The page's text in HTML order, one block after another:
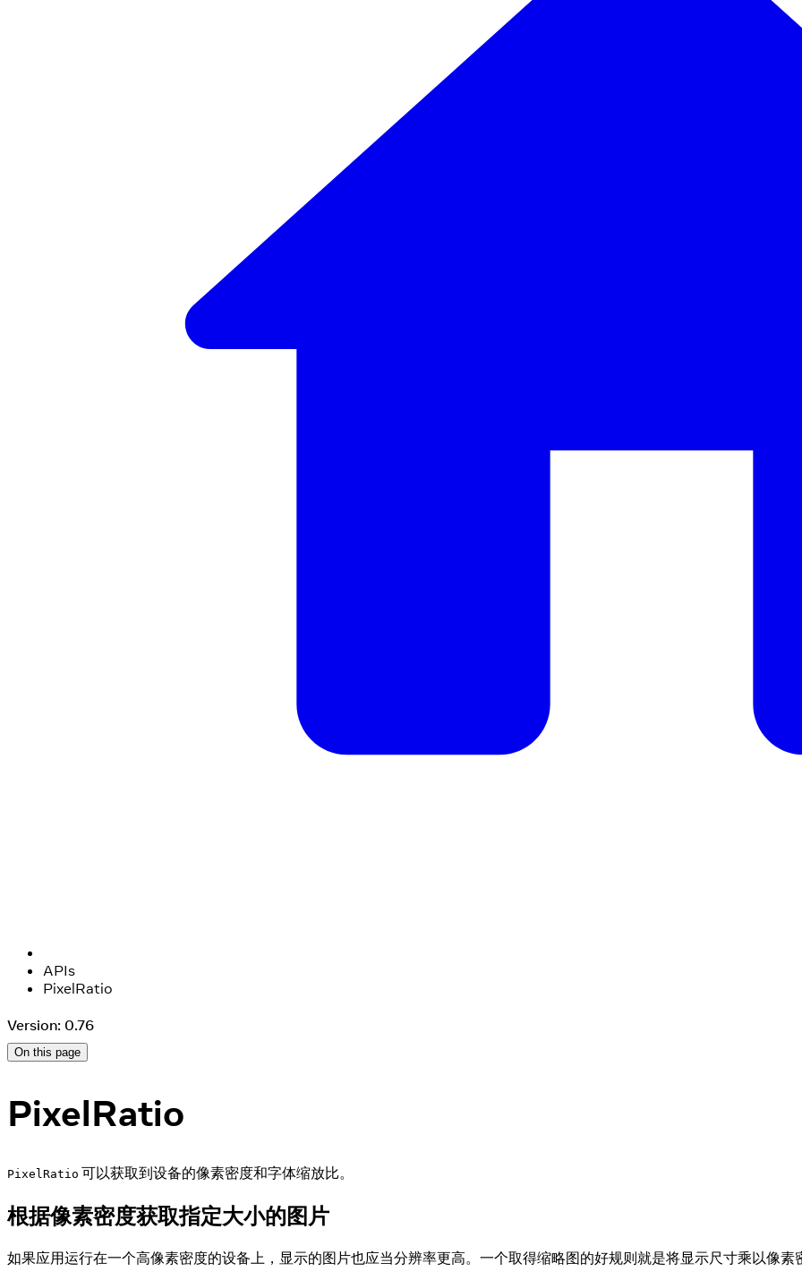
APIs
PixelRatio
Version: 0.76
On this page
PixelRatio
PixelRatio 可以获取到设备的像素密度和字体缩放比。
根据像素密度获取指定大小的图片
如果应用运行在一个高像素密度的设备上，显示的图片也应当分辨率更高。一个取得缩略图的好规则就是将显示尺寸乘以像素